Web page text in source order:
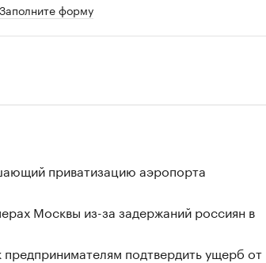
Заполните форму
приватизацию аэропорта
Москвы из-за задержаний россиян в
подтвердить ущерб от